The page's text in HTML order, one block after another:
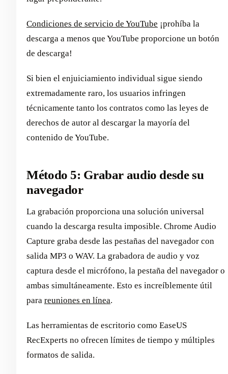
Condiciones de servicio de YouTube ¡prohíba la
descarga a menos que YouTube proporcione un botón
de descarga!
Si bien el enjuiciamiento individual sigue siendo
extremadamente raro, los usuarios infringen
técnicamente tanto los contratos como las leyes de
derechos de autor al descargar la mayoría del
contenido de YouTube.
Método 5: Grabar audio desde su
navegador
La grabación proporciona una solución universal
cuando la descarga resulta imposible. Chrome Audio
Capture graba desde las pestañas del navegador con
salida MP3 o WAV. La grabadora de audio y voz
captura desde el micrófono, la pestaña del navegador o
ambas simultáneamente. Esto es increíblemente útil
para reuniones en línea.
Las herramientas de escritorio como EaseUS
RecExperts no ofrecen límites de tiempo y múltiples
formatos de salida.